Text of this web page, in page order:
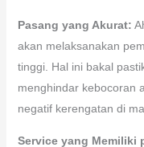
Pasang yang Akurat:
akan melaksanakan
tinggi. Hal ini bakal
menghindar kebocoran
negatif kerengatan di
Service yang Memiliki